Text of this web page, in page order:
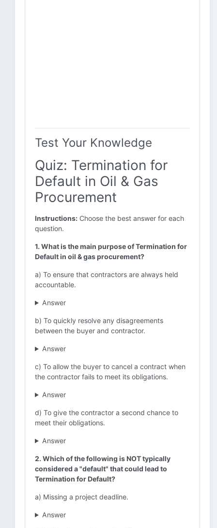
Test Your Knowledge
Quiz: Termination for
Default in Oil & Gas
Procurement
Instructions: Choose the best answer for each
question.
1. What is the main purpose of Termination for
Default in oil & gas procurement?
a) To ensure that contractors are always held
accountable.
Answer
b) To quickly resolve any disagreements
between the buyer and contractor.
Answer
c) To allow the buyer to cancel a contract when
the contractor fails to meet its obligations.
Answer
d) To give the contractor a second chance to
meet their obligations.
Answer
2. Which of the following is NOT typically
considered a "default" that could lead to
Termination for Default?
a) Missing a project deadline.
Answer